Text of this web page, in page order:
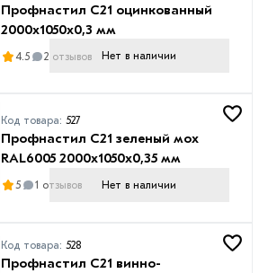
Профнастил C21 оцинкованный
2000х1050х0,3 мм
4.5 2 отзывов Нет в наличии
Код товара: 527
Профнастил С21 зеленый мох
RAL6005 2000х1050х0,35 мм
5 1 отзывов Нет в наличии
Код товара: 528
Профнастил С21 винно-